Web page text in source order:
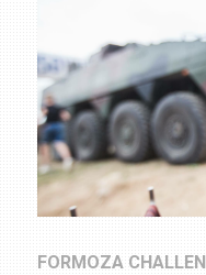
FORMOZA